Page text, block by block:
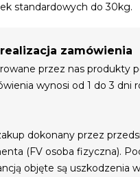
standardowych do 30kg.
zamówienia
przez nas produkty
wynosi od 1 do 3 dni
dokonany przez
(FV osoba fizyczna).
objęte są uszkodzenia